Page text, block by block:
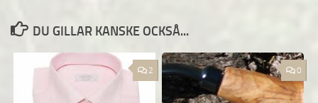
DU GILLAR KANSKE OCKSÅ...
2 0